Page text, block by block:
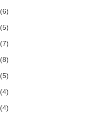
(6)
(5)
(7)
(8)
(5)
(4)
(4)